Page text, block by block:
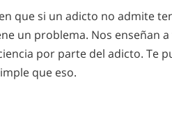
que si un adicto no admite
un problema. Nos enseñan
por parte del adicto. Te
que eso.